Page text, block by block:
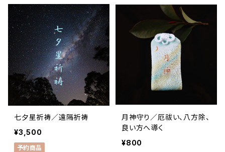
七夕星祈祷／遠隔祈祷
¥3,500
予約商品
月神守り／厄祓い、八方除、
良い方へ導く
¥800